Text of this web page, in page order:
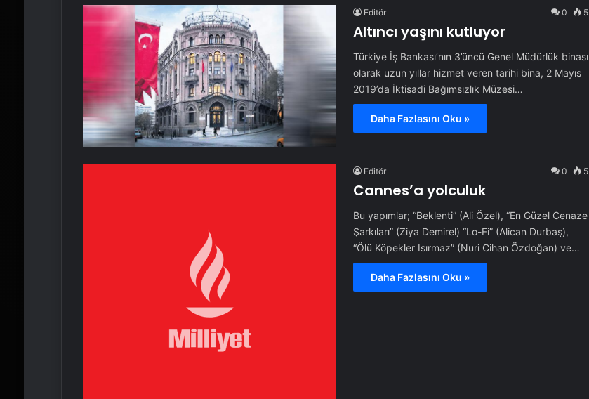
Editör 0 5
Altıncı yaşını kutluyor
Türkiye İş Bankası’nın 3’üncü Genel Müdürlük binası
olarak uzun yıllar hizmet veren tarihi bina, 2 Mayıs
2019’da İktisadi Bağımsızlık Müzesi…
Daha Fazlasını Oku »
Editör 0 5
Cannes’a yolculuk
Bu yapımlar; “Beklenti” (Ali Özel), “En Güzel Cenaze
Şarkıları” (Ziya Demirel) “Lo-Fi” (Alican Durbaş),
“Ölü Köpekler Isırmaz” (Nuri Cihan Özdoğan) ve…
Daha Fazlasını Oku »